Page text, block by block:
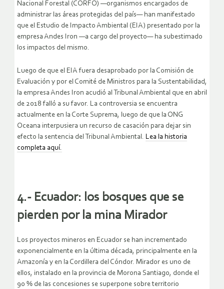
Nacional Forestal (CORFO) —organismos encargados de
administrar las áreas protegidas del país— han manifestado
que el Estudio de Impacto Ambiental (EIA) presentado por la
empresa Andes Iron —a cargo del proyecto— ha subestimado
los impactos del mismo.
Luego de que el EIA fuera desaprobado por la Comisión de
Evaluación y por el Comité de Ministros para la Sustentabilidad,
la empresa Andes Iron acudió al Tribunal Ambiental que en abril
de 2018 falló a su favor. La controversia se encuentra
actualmente en la Corte Suprema, luego de que la ONG
Oceana interpusiera un recurso de casación para dejar sin
efecto la sentencia del Tribunal Ambiental. Lea la historia
completa aquí.
4.- Ecuador: los bosques que se
pierden por la mina Mirador
Los proyectos mineros en Ecuador se han incrementado
exponencialmente en la última década, principalmente en la
Amazonía y en la Cordillera del Cóndor. Mirador es uno de
ellos, instalado en la provincia de Morona Santiago, donde el
90 % de las concesiones se superpone sobre territorio